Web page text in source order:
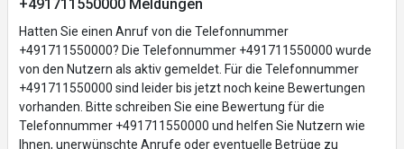
+491711550000 Meldungen
Hatten Sie einen Anruf von die Telefonnummer
+491711550000? Die Telefonnummer +491711550000 wurde
von den Nutzern als aktiv gemeldet. Für die Telefonnummer
+491711550000 sind leider bis jetzt noch keine Bewertungen
vorhanden. Bitte schreiben Sie eine Bewertung für die
Telefonnummer +491711550000 und helfen Sie Nutzern wie
Ihnen, unerwünschte Anrufe oder eventuelle Betrüge zu